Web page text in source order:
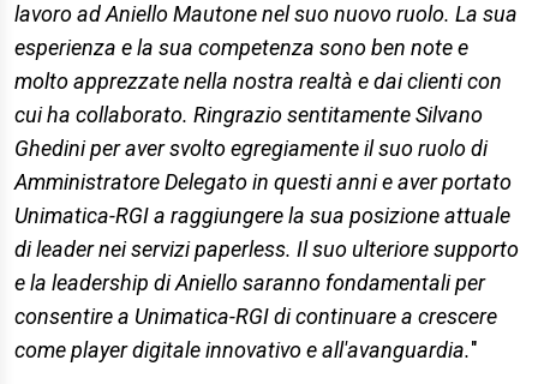
lavoro ad Aniello Mautone nel suo nuovo ruolo. La sua
esperienza e la sua competenza sono ben note e
molto apprezzate nella nostra realtà e dai clienti con
cui ha collaborato. Ringrazio sentitamente Silvano
Ghedini per aver svolto egregiamente il suo ruolo di
Amministratore Delegato in questi anni e aver portato
Unimatica-RGI a raggiungere la sua posizione attuale
di leader nei servizi paperless. Il suo ulteriore supporto
e la leadership di Aniello saranno fondamentali per
consentire a Unimatica-RGI di continuare a crescere
come player digitale innovativo e all'avanguardia."